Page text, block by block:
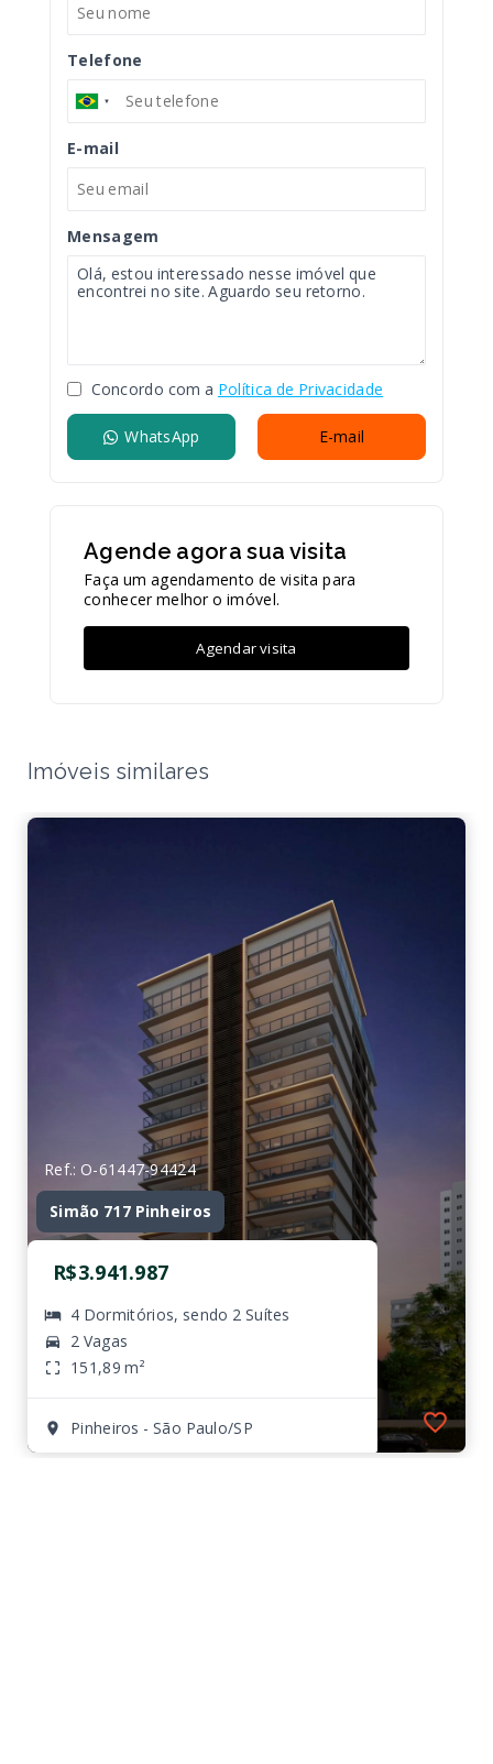
Telefone
E-mail
Mensagem
Concordo com a Política de Privacidade
WhatsApp E-mail
Agende agora sua visita
Faça um agendamento de visita para
conhecer melhor o imóvel.
Agendar visita
Imóveis similares
Ref.: O-61447-94424
Simão 717 Pinheiros
R$3.941.987
4 Dormitórios, sendo 2 Suítes
2 Vagas
151,89 m²
Pinheiros - São Paulo/SP